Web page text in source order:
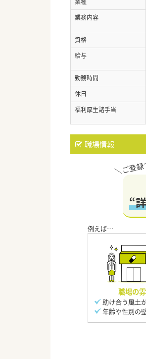
業務内容
資格
給与
勤務時間
休日
福利厚生諸手当
職場情報
“
職場の
助け合う風土
年齢や性別の